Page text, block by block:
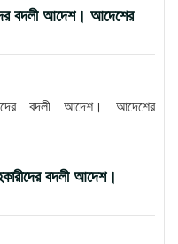
বদলী আদেশ। আদেশের
বদলী আদেশ। আদেশের
বদলী আদেশ।